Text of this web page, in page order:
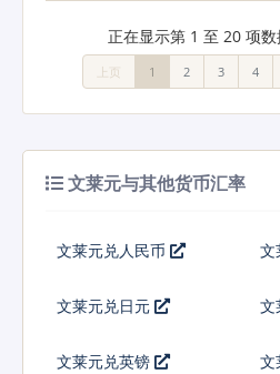
正在显示第 1 至 20 项
上页 1 2 3 4
文莱元与其他货币汇率
文莱元兑人民币 文
文莱元兑日元 文
文莱元兑英镑 文